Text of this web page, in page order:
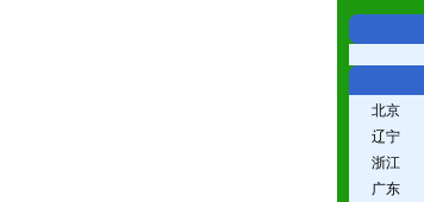
北京
辽宁
浙江
广东